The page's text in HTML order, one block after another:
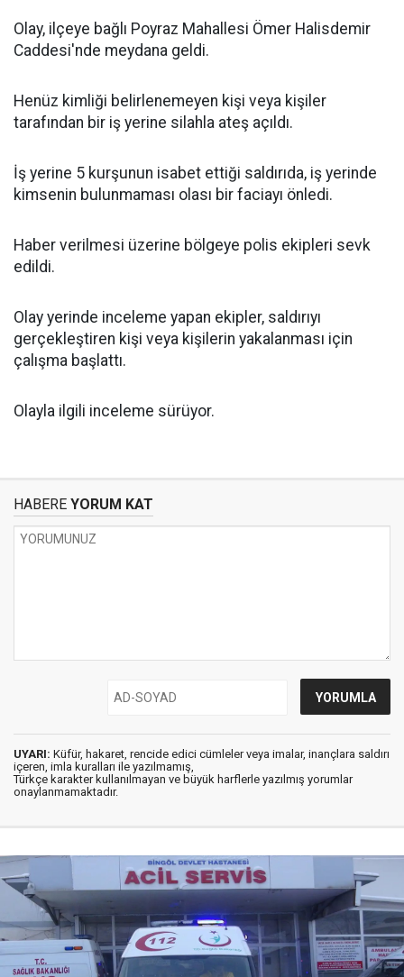
Olay, ilçeye bağlı Poyraz Mahallesi Ömer Halisdemir
Caddesi'nde meydana geldi.
Henüz kimliği belirlenemeyen kişi veya kişiler
tarafından bir iş yerine silahla ateş açıldı.
İş yerine 5 kurşunun isabet ettiği saldırıda, iş yerinde
kimsenin bulunmaması olası bir faciayı önledi.
Haber verilmesi üzerine bölgeye polis ekipleri sevk
edildi.
Olay yerinde inceleme yapan ekipler, saldırıyı
gerçekleştiren kişi veya kişilerin yakalanması için
çalışma başlattı.
Olayla ilgili inceleme sürüyor.
HABERE YORUM KAT
UYARI: Küfür, hakaret, rencide edici cümleler veya imalar, inançlara saldırı
içeren, imla kuralları ile yazılmamış,
Türkçe karakter kullanılmayan ve büyük harflerle yazılmış yorumlar
onaylanmamaktadır.